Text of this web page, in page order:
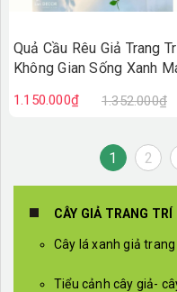
Quả Cầu Rêu Giả Trang
Không Gian Sống Xanh
1.150.000₫ 1.352.000₫
1 2
CÂY GIẢ TRANG TRÍ
Cây lá xanh giả
Tiểu cảnh cây giả-